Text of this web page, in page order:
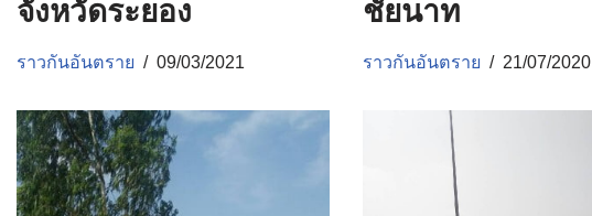
จังหวัดระยอง
ราวกันอันตราย 09/03/2021
ชัยนาท
ราวกันอันตราย 21/07/2020